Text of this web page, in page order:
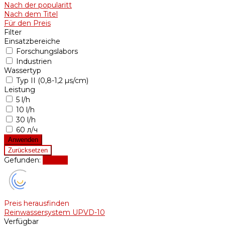
Nach der popularitt
Nach dem Titel
Für den Preis
Filter
Einsatzbereiche
Forschungslabors
Industrien
Wassertyp
Typ II (0,8-1,2 µs/cm)
Leistung
5 l/h
10 l/h
30 l/h
60 л/ч
Gefunden:
Preis herausfinden
Reinwassersystem UPVD-10
Verfügbar